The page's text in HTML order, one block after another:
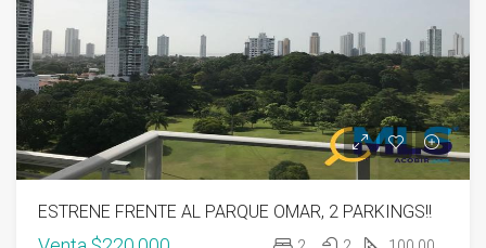
ESTRENE FRENTE AL PARQUE OMAR, 2 PARKINGS!!